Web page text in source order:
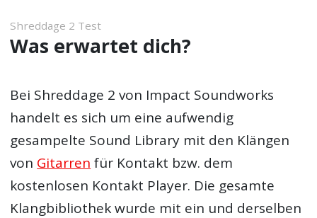
Shreddage 2 Test
Was erwartet dich?
Bei Shreddage 2 von Impact Soundworks
handelt es sich um eine aufwendig
gesampelte Sound Library mit den Klängen
von Gitarren für Kontakt bzw. dem
kostenlosen Kontakt Player. Die gesamte
Klangbibliothek wurde mit ein und derselben